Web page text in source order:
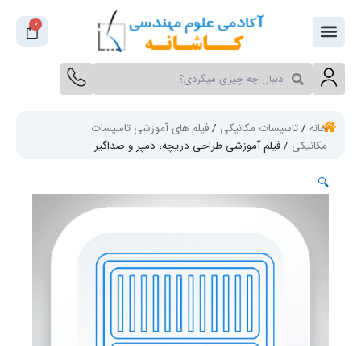
خرید
جستجو
کنید
جستجو
کنید
/تاسیسات مکانیکی/فیلم های آموزشی تاسیسات
مکانیکی/ فیلم آموزشی طراحی دریچه، دمپر و صداگیر